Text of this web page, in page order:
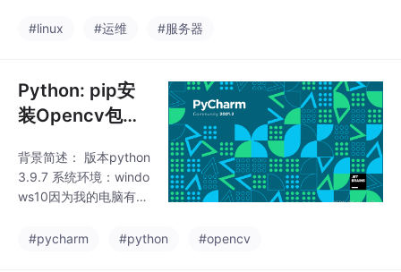
解决)
#linux #运维 #服务器
Python: pip安
装Opencv包成
m中无法使用
背景简述： 版本python
3.9.7 系统环境：windo
ws10因为我的电脑有多
用的那个），以及我第
#pycharm #python #opencv